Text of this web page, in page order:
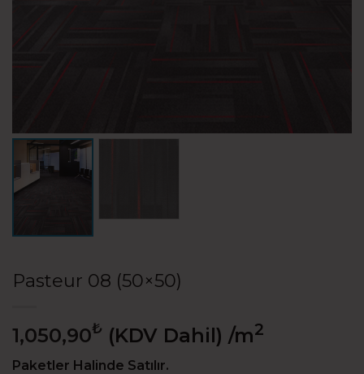
Pasteur 08 (50×50)
1,050,90₺ (KDV Dahil) /m2
Paketler Halinde Satılır.